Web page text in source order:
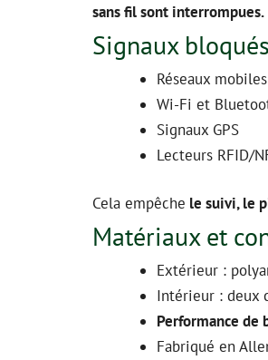
sans fil sont interrompues.
Signaux
Réseaux mobiles
Wi-Fi et
Signaux GPS
Lecteurs RFID/
Cela empêche le suivi, le
Matériaux et
Extérieur :
Intérieur : deux
Performance de
Fabriqué en